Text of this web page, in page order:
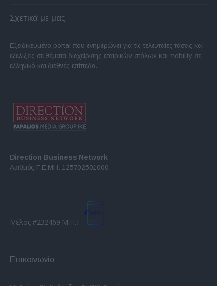
Σχετικά με μας
Εξειδικευμένο portal που ενημερώνει για τις τελευταίες τάσεις και
εξελίξεις σε θέματα διαχείρισης εταιρικών στόλων και mobility σε
ελληνικό και διεθνές επίπεδο.
Direction Business Network
Αριθμός Γ.Ε.ΜΗ. 125702501000
Μέλος #232469 Μ.Η.Τ.
Επικοινωνία